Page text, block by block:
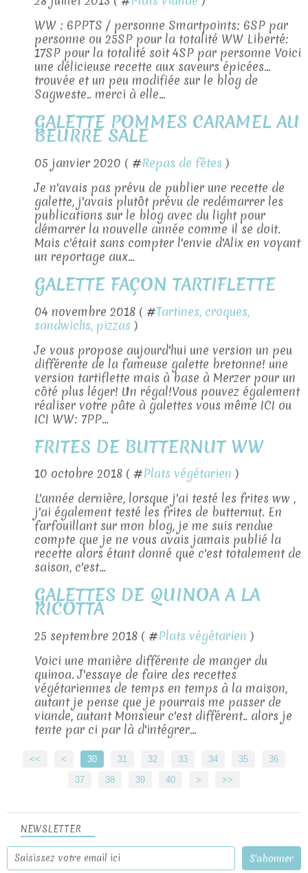
WW : 6PPTS / personne Smartpoints: 6SP par
personne ou 25SP pour la totalité WW Liberté:
17SP pour la totalité soit 4SP par personne Voici
une délicieuse recette aux saveurs épicées...
trouvée et un peu modifiée sur le blog de
Sagweste.. merci à elle...
GALETTE POMMES CARAMEL AU
BEURRE SALE
05 janvier 2020 ( #Repas de fêtes )
Je n'avais pas prévu de publier une recette de
galette, j'avais plutôt prévu de redémarrer les
publications sur le blog avec du light pour
démarrer la nouvelle année comme il se doit.
Mais c'était sans compter l'envie d'Alix en voyant
un reportage aux...
GALETTE FAÇON TARTIFLETTE
04 novembre 2018 ( #Tartines, croques,
sandwichs, pizzas )
Je vous propose aujourd'hui une version un peu
différente de la fameuse galette bretonne! une
version tartiflette mais à base à Merzer pour un
côté plus léger! Un régal!Vous pouvez également
réaliser votre pâte à galettes vous même ICI ou
ICI WW: 7PP...
FRITES DE BUTTERNUT WW
10 octobre 2018 ( #Plats végétarien )
L'année dernière, lorsque j'ai testé les frites ww ,
j'ai également testé les frites de butternut. En
farfouillant sur mon blog, je me suis rendue
compte que je ne vous avais jamais publié la
recette alors étant donné que c'est totalement de
saison, c'est...
GALETTES DE QUINOA A LA
RICOTTA
25 septembre 2018 ( #Plats végétarien )
Voici une manière différente de manger du
quinoa. J'essaye de faire des recettes
végétariennes de temps en temps à la maison,
autant je pense que je pourrais me passer de
viande, autant Monsieur c'est différent.. alors je
tente par ci par là d'intégrer...
<< < 10
20
30 31 32 33 34 35
36
37
38 39 40 50
60
> >>
NEWSLETTER